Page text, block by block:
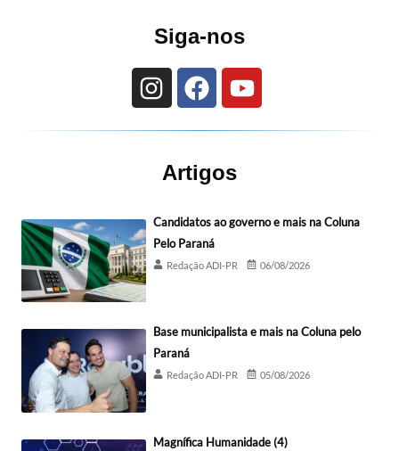
Siga-nos
Artigos
Candidatos ao governo e mais na Coluna
Pelo Paraná
Redação ADI-PR 06/08/2026
Base municipalista e mais na Coluna pelo
Paraná
Redação ADI-PR 05/08/2026
Magnífica Humanidade (4)